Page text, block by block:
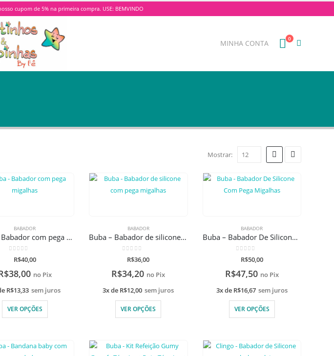
cupom de 5% na primeira compra. USE: BEMVINDO
MINHA CONTA
0
Mostrar:
E BOWLS,PROMOÇÕES
BABADOR
Buba – Babador com pega migalhas
de 5
R$40,00
38,00 no Pix
R$13,33 sem juros
VER OPÇÕES
BABADOR
Buba – Babador de silicone com pega migalhas
de 5
R$36,00
R$34,20 no Pix
3x de R$12,00 sem juros
VER OPÇÕES
BABADOR
Buba – Babador De Silicone Com Pega Migalhas
de 5
R$50,00
R$47,50 no Pix
3x de R$16,67 sem juros
VER OPÇÕES